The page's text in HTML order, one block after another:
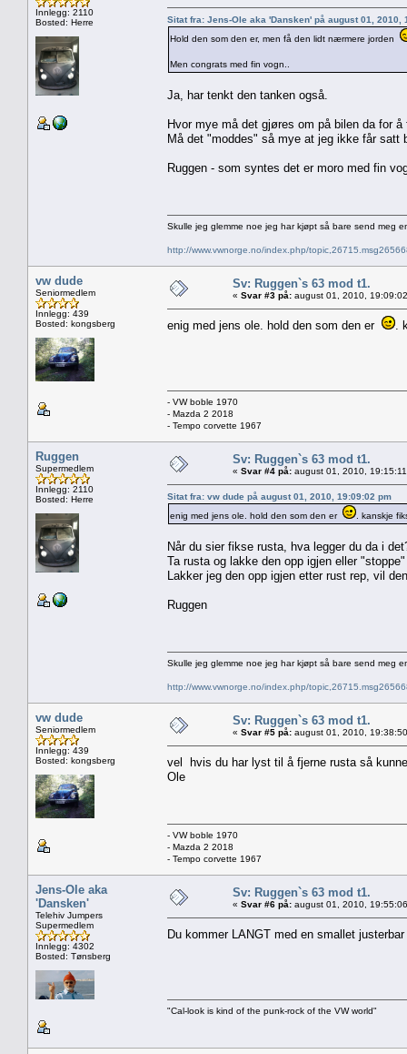
Innlegg: 2110
Bosted: Herre
Sitat fra: Jens-Ole aka 'Dansken' på august 01, 2010,
Hold den som den er, men få den lidt nærmere jorden
Men congrats med fin vogn..
Ja, har tenkt den tanken også.
Hvor mye må det gjøres om på bilen da for
Må det "moddes" så mye at jeg ikke får satt
Ruggen - som syntes det er moro med fin
Skulle jeg glemme noe jeg har kjøpt så bare send meg
http://www.vwnorge.no/index.php/
vw dude
Seniormedlem
Innlegg: 439
Bosted: kongsberg
Sv: Ruggen`s 63 mod t1.
« Svar #3 på: august 01, 2010,
enig med jens ole. hold den som den er
- VW boble 1970
- Mazda 2 2018
- Tempo corvette 1967
Ruggen
Supermedlem
Innlegg: 2110
Bosted: Herre
Sv: Ruggen`s 63 mod t1.
« Svar #4 på: august 01, 2010,
Sitat fra: vw dude på august 01, 2010, 19:09:02 pm
enig med jens ole. hold den som den er
. kanskje
Når du sier fikse rusta, hva legger du da i
Ta rusta og lakke den opp igjen eller
Lakker jeg den opp igjen etter rust rep, vil
Ruggen
Skulle jeg glemme noe jeg har kjøpt så bare send meg
http://www.vwnorge.no/index.php/
vw dude
Seniormedlem
Innlegg: 439
Bosted: kongsberg
Sv: Ruggen`s 63 mod t1.
« Svar #5 på: august 01, 2010,
vel hvis du har lyst til å fjerne rusta så
Ole
- VW boble 1970
- Mazda 2 2018
- Tempo corvette 1967
Jens-Ole aka
'Dansken'
Telehiv Jumpers
Supermedlem
Innlegg: 4302
Bosted: Tønsberg
Sv: Ruggen`s 63 mod t1.
« Svar #6 på: august 01, 2010,
Du kommer LANGT med en smallet
"Cal-look is kind of the punk-rock of the VW world"